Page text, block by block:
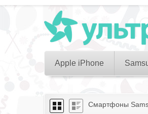
Apple iPhone
Смартфоны